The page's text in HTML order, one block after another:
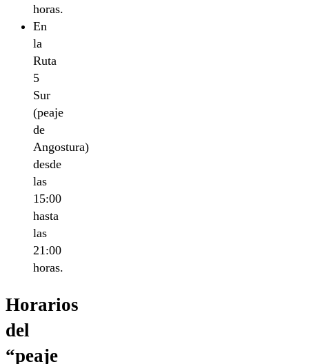
horas.
En
la
Ruta
5
Sur
(peaje
de
Angostura)
desde
las
15:00
hasta
las
21:00
horas.
Horarios
del
“peaje